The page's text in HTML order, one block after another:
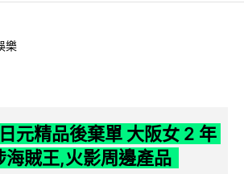
樂
元精品後棄單 大阪女 2 年
海賊王,火影周邊產品